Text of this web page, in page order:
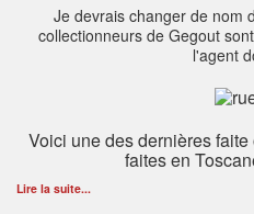
Je devrais changer de nom
collectionneurs de Gegout
l'agent
Voici une des dernières
faites en
Lire la suite...